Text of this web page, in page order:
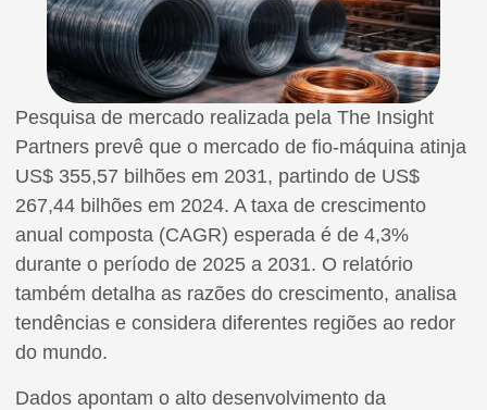
Pesquisa de mercado realizada pela The Insight
Partners prevê que o mercado de fio-máquina atinja
US$ 355,57 bilhões em 2031, partindo de US$
267,44 bilhões em 2024. A taxa de crescimento
anual composta (CAGR) esperada é de 4,3%
durante o período de 2025 a 2031. O relatório
também detalha as razões do crescimento, analisa
tendências e considera diferentes regiões ao redor
do mundo.
Dados apontam o alto desenvolvimento da